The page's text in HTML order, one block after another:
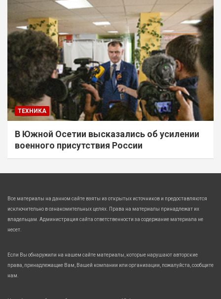
ТЕХНИКА
В Южной Осетии высказались об усилении
военного присутствия России
Все материалы на данном сайте взяты из открытых источников и предоставляются
исключительно в ознакомительных целях. Права на материалы принадлежат их
владельцам. Администрация сайта ответственности за содержание материала не
несет.
Если Вы обнаружили на нашем сайте материалы, которые нарушают авторские
права, принадлежащие Вам, Вашей компании или организации, пожалуйста, сообщите
нам.